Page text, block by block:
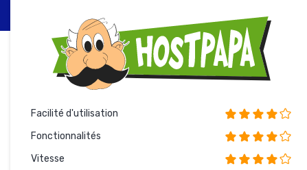
Facilité d'utilisation
Fonctionnalités
Vitesse